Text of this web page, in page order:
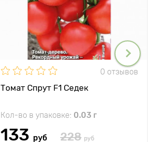
0 отзывов
Томат Спрут F1 Седек
Кол-во в упаковке: 0.03 г
133 руб 228 руб